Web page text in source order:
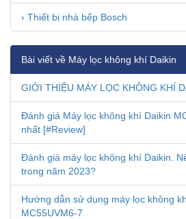
› Thiết bị nhà bếp Bosch
Bài viết về Máy lọc không khí Daikin
GIỚI THIỆU MÁY LỌC KHÔNG KHÍ
Đánh giá Máy lọc không khí Daikin
nhất [#Review]
Đánh giá máy lọc không khí Daikin.
trong năm 2023?
Hướng dẫn sử dụng máy lọc không
MC55UVM6-7